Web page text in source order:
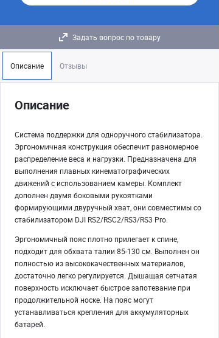
Задать вопрос по товару
Описание Отзывы
Описание
Система поддержки для одноручного стабилизатора.
Эргономичная конструкция обеспечит равномерное
распределение веса и нагрузки. Предназначена для
выполнения плавных кинематографических
движений с использованием камеры. Комплект
дополнен двумя боковыми рукоятками
формирующими двуручный хват, они совместимы со
стабилизатором DJI RS2/RSC2/RS3/RS3 Pro.
Эргономичный пояс плотно прилегает к спине,
подходит для обхвата талии 85-130 см. Выполнен он
полностью из высококачественных материалов,
достаточно легко регулируется. Дышащая сетчатая
поверхность исключает быстрое запотевание при
продолжительной носке. На пояс могут
устанавливаться крепления для аккумуляторных
батарей.